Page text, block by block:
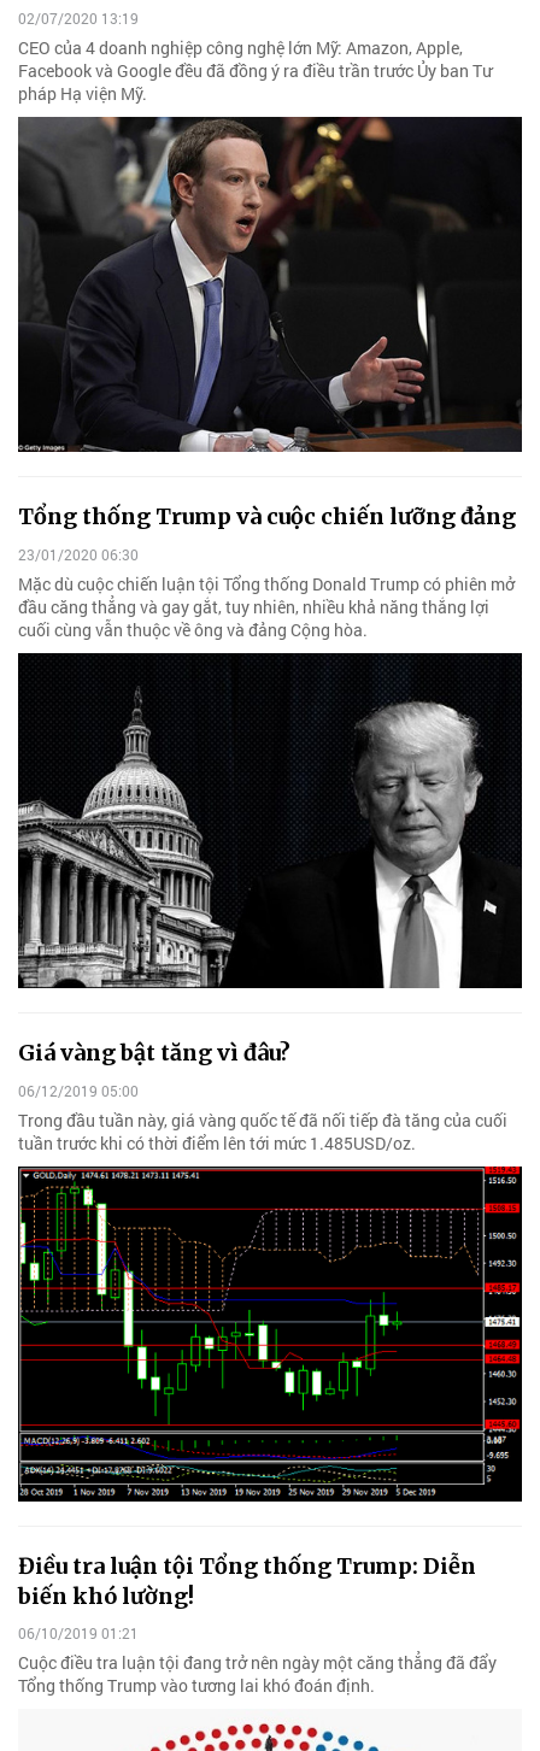
02/07/2020 13:19
CEO của 4 doanh nghiệp công nghệ lớn Mỹ: Amazon, Apple,
Facebook và Google đều đã đồng ý ra điều trần trước Ủy ban Tư
pháp Hạ viện Mỹ.
Tổng thống Trump và cuộc chiến lưỡng đảng
23/01/2020 06:30
Mặc dù cuộc chiến luận tội Tổng thống Donald Trump có phiên mở
đầu căng thẳng và gay gắt, tuy nhiên, nhiều khả năng thắng lợi
cuối cùng vẫn thuộc về ông và đảng Cộng hòa.
Giá vàng bật tăng vì đâu?
06/12/2019 05:00
Trong đầu tuần này, giá vàng quốc tế đã nối tiếp đà tăng của cuối
tuần trước khi có thời điểm lên tới mức 1.485USD/oz.
Điều tra luận tội Tổng thống Trump: Diễn
biến khó lường!
06/10/2019 01:21
Cuộc điều tra luận tội đang trở nên ngày một căng thẳng đã đẩy
Tổng thống Trump vào tương lai khó đoán định.